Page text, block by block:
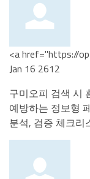
<a href="https://
Jan 16 2612
구미오피 검색 시
예방하는 정보형
분석, 검증 체크리